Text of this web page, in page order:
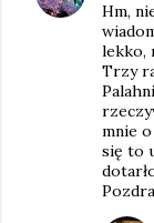
Hm,
lekko,
Trzy
mnie
się to